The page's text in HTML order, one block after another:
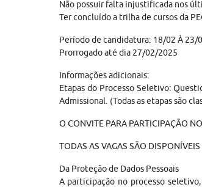
Não possuir falta injustificada nos
Ter concluído a trilha de cursos da
Período de candidatura: 18/02 À 23/
Prorrogado até dia 27/02/2025
Informações adicionais:
Etapas do Processo Seletivo:
Admissional. (Todas as etapas são
O CONVITE PARA PARTICIPAÇÃO
TODAS AS VAGAS SÃO
Da Proteção de Dados Pessoais
A participação no processo